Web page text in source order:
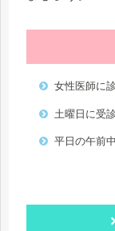
女性医師に
土曜日に受
平日の午前